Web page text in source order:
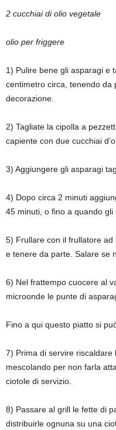
2 cucchiai di olio vegetale
olio per friggere
1) Pulire bene gli asparagi e
centimetro circa, tenendo da
decorazione.
2) Tagliate la cipolla a
capiente con due cucchiai
3) Aggiungere gli asparagi
4) Dopo circa 2 minuti
45 minuti, o fino a quando gli
5) Frullare con il frullatore
e tenere da parte. Salare se
6) Nel frattempo cuocere al
microonde le punte di
Fino a qui questo piatto si
7) Prima di servire riscaldare
mescolando per non farla
ciotole di servizio.
8) Passare al grill le fette di
distribuirle ognuna su una